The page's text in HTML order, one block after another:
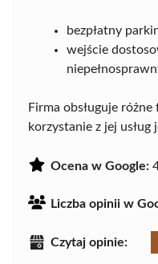
bezpłatny
wejście
Firma obsługuje
korzystanie z jej
Ocena w Google:
Liczba opinii w
Czytaj opinie: